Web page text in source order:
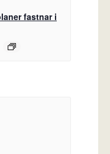
fastnar i